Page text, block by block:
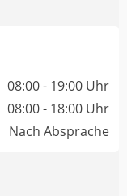
08:00 - 19:00 Uhr
08:00 - 18:00 Uhr
Nach Absprache